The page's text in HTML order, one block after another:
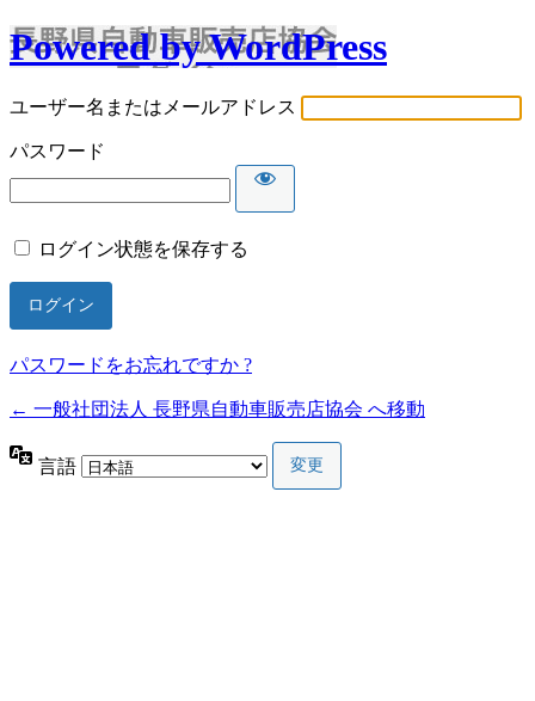
Powered by WordPress
ユーザー名またはメールアドレス
パスワード
ログイン状態を保存する
パスワードをお忘れですか ?
← 一般社団法人 長野県自動車販売店協会 へ移動
言語